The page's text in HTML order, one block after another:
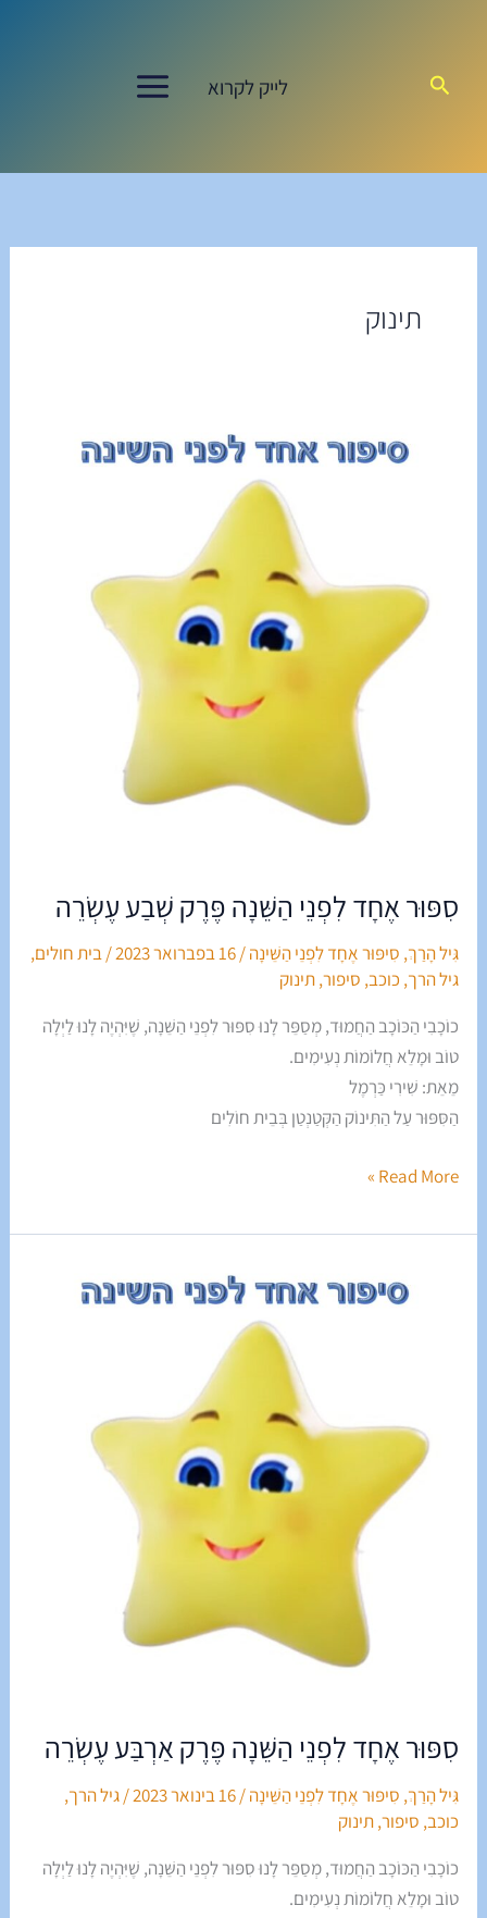
חיפוש לייק לקרוא
תינוק
סִפּוּר אֶחָד לִפְנֵי הַשֵּׁנָה פֶּרֶק שְׁבַע עֶשְׂרֵה
גִּיל הָרַךְ, סִיפּוּר אֶחָד לִפְנֵי הַשֵּׁינָה/16 בפברואר 2023 /בית חולים,
גיל הרך, כוכב, סיפור,תינוק
כוֹכָבִי הַכּוֹכָב הַחֲמוּד, מְסַפֵּר לָנוּ סִפּוּר לִפְנֵי הַשֵּׁנָה, שֶׁיִּהְיֶה לָנוּ לַיְלָה
טוֹב וּמָלֵא חֲלוֹמוֹת נְעִימִים.
מֵאֵת: שִׁירִי כַּרְמֶל
הַסִּפּוּר עַל הַתִּינוֹק הַקְּטַנְטַן בְּבֵית חוֹלִים
עֶשְׂרֵה
Read More »
סִפּוּר אֶחָד לִפְנֵי הַשֵּׁנָה פֶּרֶק אַרְבַּע עֶשְׂרֵה
גִּיל הָרַךְ, סִיפּוּר אֶחָד לִפְנֵי הַשֵּׁינָה/16 בינואר 2023 /גיל הרך,
כוכב, סיפור,תינוק
כוֹכָבִי הַכּוֹכָב הַחֲמוּד, מְסַפֵּר לָנוּ סִפּוּר לִפְנֵי הַשֵּׁנָה, שֶׁיִּהְיֶה לָנוּ לַיְלָה
טוֹב וּמָלֵא חֲלוֹמוֹת נְעִימִים.
אַרְבַּע
עֶשְׂרֵה